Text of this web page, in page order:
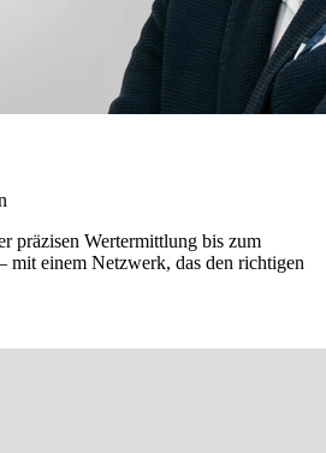
präzisen Wertermittlung bis zum
mit einem Netzwerk, das den richtigen